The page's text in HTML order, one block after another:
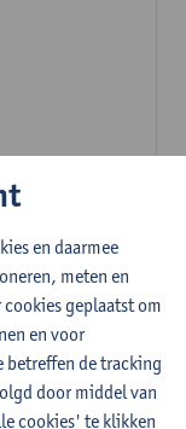
en daarmee
meten en
geplaatst om
en voor
betreffen de tracking
door middel van
cookies' te klikken